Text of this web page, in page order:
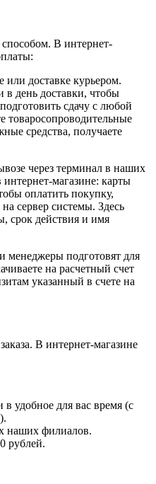
В интернет-
доставке курьером.
в день доставки, чтобы
сдачу с любой
средства, получаете
через терминал в наших
магазине: карты
оплатить покупку,
сервер системы. Здесь
срок действия и имя
менеджеры подготовят для
на расчетный счет
указанный в счете на
В интернет-магазине
в удобное для вас время (с
наших филиалов.
рублей.